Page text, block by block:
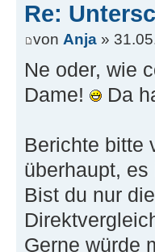
Re:
von Anja »
Ne oder, wie
Dame!
Da
Berichte bitte
überhaupt,
Bist du nur
Gerne würde